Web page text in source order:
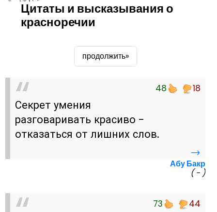
Цитаты и высказывания о
красноречии
продолжить»
48 18
Секрет умения
разговаривать красиво -
отказаться от лишних слов.
→
Абу Бакр
( - )
73 44